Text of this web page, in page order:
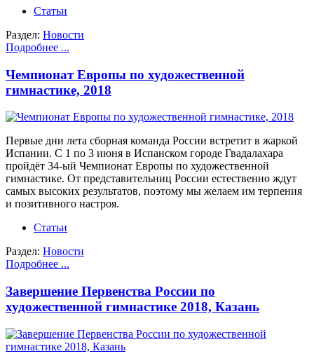
Статьи
Раздел: Новости
Подробнее ...
Чемпионат Европы по художественной
гимнастике, 2018
Первые дни лета сборная команда России встретит в жаркой
Испании. С 1 по 3 июня в Испанском городе Гвадалахара
пройдёт 34-ый Чемпионат Европы по художественной
гимнастике. От представительниц России естественно ждут
самых высоких результатов, поэтому мы желаем им терпения
и позитивного настроя.
Статьи
Раздел: Новости
Подробнее ...
Завершение Первенства России по
художественной гимнастике 2018, Казань